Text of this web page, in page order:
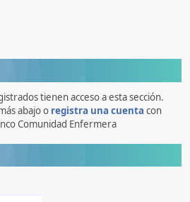
tienen acceso a esta sección.
abajo o registra una cuenta con
Comunidad Enfermera